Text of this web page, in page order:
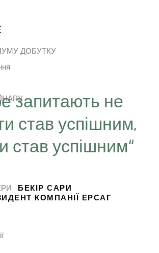
запитають не
став успішним,
став успішним“
БЕКІР САРИ
КОМПАНІЇ ЕРСАГ
ДОБУТКУ